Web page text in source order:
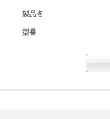
製品名
型番